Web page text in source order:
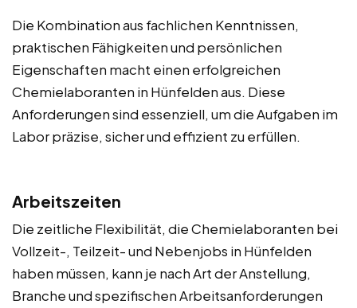
Die Kombination aus fachlichen Kenntnissen,
praktischen Fähigkeiten und persönlichen
Eigenschaften macht einen erfolgreichen
Chemielaboranten in Hünfelden aus. Diese
Anforderungen sind essenziell, um die Aufgaben im
Labor präzise, sicher und effizient zu erfüllen.
Arbeitszeiten
Die zeitliche Flexibilität, die Chemielaboranten bei
Vollzeit-, Teilzeit- und Nebenjobs in Hünfelden
haben müssen, kann je nach Art der Anstellung,
Branche und spezifischen Arbeitsanforderungen